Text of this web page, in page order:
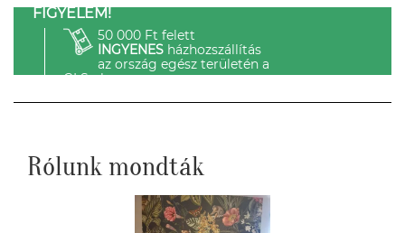
FIGYELEM!
50 000 Ft felett
INGYENESházhozszállítás
az ország egész területén a
GLS-el.
Rólunk mondták